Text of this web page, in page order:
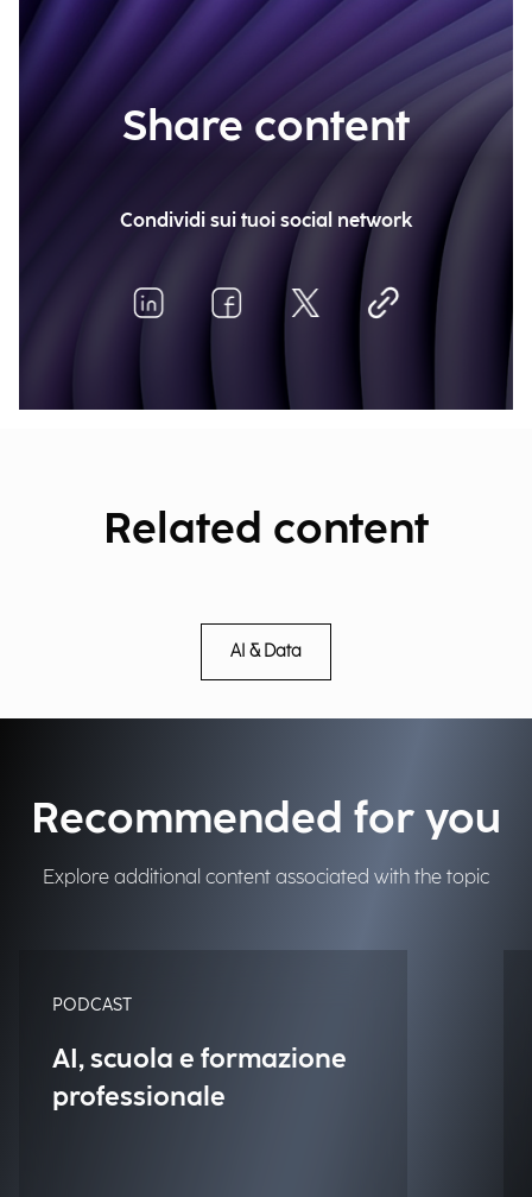
Share content
Condividi sui tuoi social network
Related content
AI & Data
Recommended for you
Explore additional content associated with the topic
PODCAST
AI, scuola e formazione
professionale